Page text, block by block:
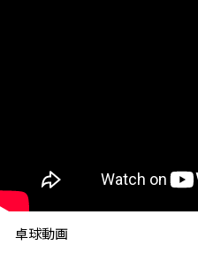
卓球動画